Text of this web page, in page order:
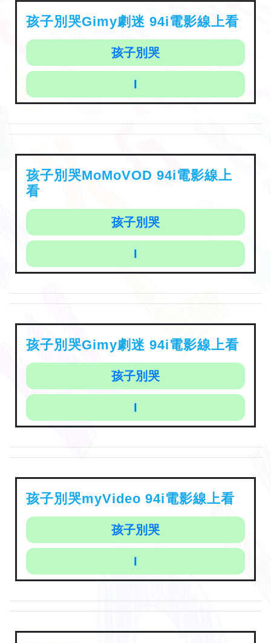
孩子別哭Gimy劇迷 94i電影線上看
孩子別哭
I
孩子別哭MoMoVOD 94i電影線上
看
孩子別哭
I
孩子別哭Gimy劇迷 94i電影線上看
孩子別哭
I
孩子別哭myVideo 94i電影線上看
孩子別哭
I